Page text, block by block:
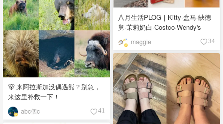
八月生活PLOG｜Kitty·盒马·缺德
舅·茉莉奶白·Costco·Wendy's
maggie 34
🐻 来阿拉斯加没偶遇熊？别急，
来这里补救一下！
abc個c 41